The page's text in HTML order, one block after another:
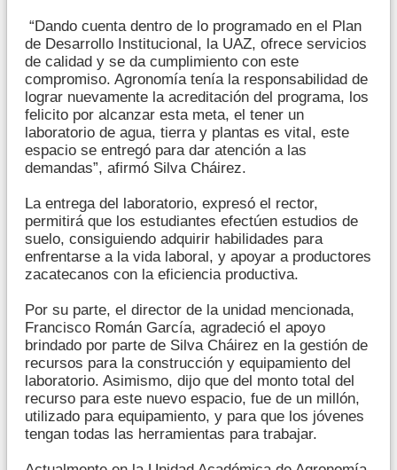
“Dando cuenta dentro de lo programado en el Plan
de Desarrollo Institucional, la UAZ, ofrece servicios
de calidad y se da cumplimiento con este
compromiso. Agronomía tenía la responsabilidad de
lograr nuevamente la acreditación del programa, los
felicito por alcanzar esta meta, el tener un
laboratorio de agua, tierra y plantas es vital, este
espacio se entregó para dar atención a las
demandas”, afirmó Silva Cháirez.
La entrega del laboratorio, expresó el rector,
permitirá que los estudiantes efectúen estudios de
suelo, consiguiendo adquirir habilidades para
enfrentarse a la vida laboral, y apoyar a productores
zacatecanos con la eficiencia productiva.
Por su parte, el director de la unidad mencionada,
Francisco Román García, agradeció el apoyo
brindado por parte de Silva Cháirez en la gestión de
recursos para la construcción y equipamiento del
laboratorio. Asimismo, dijo que del monto total del
recurso para este nuevo espacio, fue de un millón,
utilizado para equipamiento, y para que los jóvenes
tengan todas las herramientas para trabajar.